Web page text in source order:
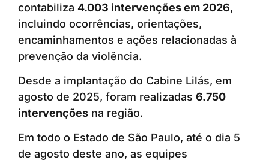
contabiliza 4.003 intervenções em 2026,
incluindo ocorrências, orientações,
encaminhamentos e ações relacionadas à
prevenção da violência.
Desde a implantação do Cabine Lilás, em
agosto de 2025, foram realizadas 6.750
intervenções na região.
Em todo o Estado de São Paulo, até o dia 5
de agosto deste ano, as equipes